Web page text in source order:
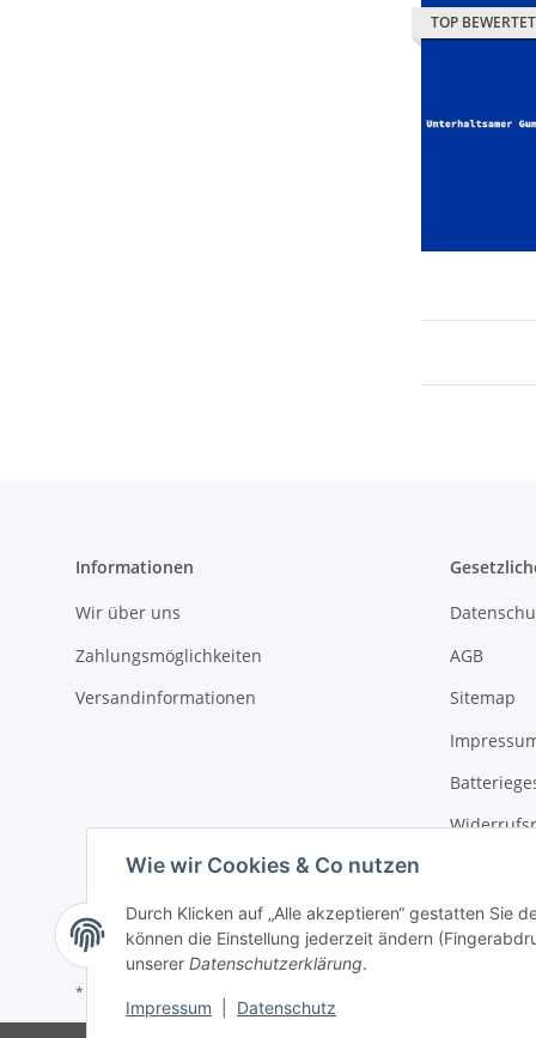
Wie wir Cookies & Co nutzen
Durch Klicken auf „Alle akzeptieren“ gestatten Sie
können die Einstellung jederzeit ändern
unserer Datenschutzerklärung.
Impressum Datenschutz
TOP BEWERTET
Informationen
Wir über uns
Zahlungsmöglichkeiten
Versandinformationen
AGB
Sitemap
* Alle Preise inkl. gesetzlicher USt., zzgl.